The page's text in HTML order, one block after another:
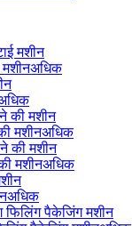
अधिक
मशीनअधिक
मशीनअधिक
अधिक